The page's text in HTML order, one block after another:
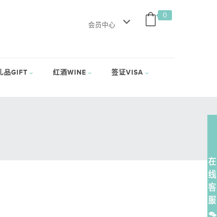
0
会员中心
品GIFT 红酒WINE 签证VISA